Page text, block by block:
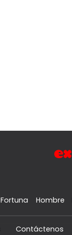
Fortuna Hombre
Contáctenos